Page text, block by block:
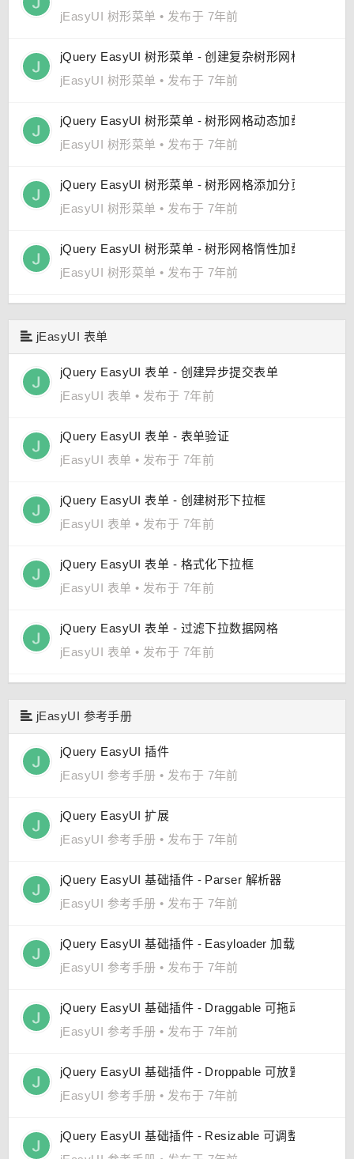
jEasyUI 树形菜单 • 发布于 7年前
jQuery EasyUI 树形菜单 - 创建复杂树形网格
jEasyUI 树形菜单 • 发布于 7年前
jQuery EasyUI 树形菜单 - 树形网格动态加载
jEasyUI 树形菜单 • 发布于 7年前
jQuery EasyUI 树形菜单 - 树形网格添加分页
jEasyUI 树形菜单 • 发布于 7年前
jQuery EasyUI 树形菜单 - 树形网格惰性加载节点
jEasyUI 树形菜单 • 发布于 7年前
jEasyUI 表单
jQuery EasyUI 表单 - 创建异步提交表单
jEasyUI 表单 • 发布于 7年前
jQuery EasyUI 表单 - 表单验证
jEasyUI 表单 • 发布于 7年前
jQuery EasyUI 表单 - 创建树形下拉框
jEasyUI 表单 • 发布于 7年前
jQuery EasyUI 表单 - 格式化下拉框
jEasyUI 表单 • 发布于 7年前
jQuery EasyUI 表单 - 过滤下拉数据网格
jEasyUI 表单 • 发布于 7年前
jEasyUI 参考手册
jQuery EasyUI 插件
jEasyUI 参考手册 • 发布于 7年前
jQuery EasyUI 扩展
jEasyUI 参考手册 • 发布于 7年前
jQuery EasyUI 基础插件 - Parser 解析器
jEasyUI 参考手册 • 发布于 7年前
jQuery EasyUI 基础插件 - Easyloader 加载器
jEasyUI 参考手册 • 发布于 7年前
jQuery EasyUI 基础插件 - Draggable 可拖动
jEasyUI 参考手册 • 发布于 7年前
jQuery EasyUI 基础插件 - Droppable 可放置
jEasyUI 参考手册 • 发布于 7年前
jQuery EasyUI 基础插件 - Resizable 可调整尺寸